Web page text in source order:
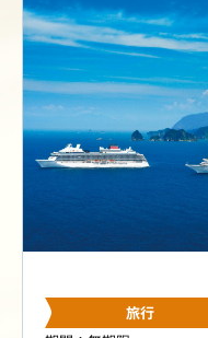
りの温泉宿を見つけ
旅行